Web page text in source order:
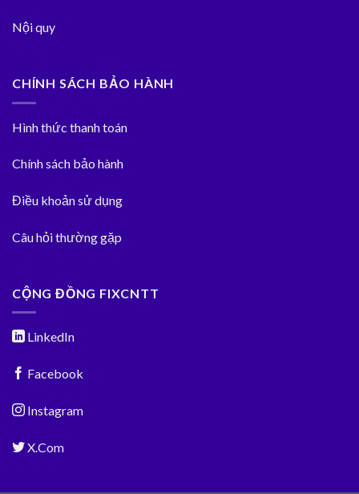
Nội quy
CHÍNH SÁCH BẢO HÀNH
Hình thức thanh toán
Chính sách bảo hành
Điều khoản sử dụng
Câu hỏi thường gặp
CỘNG ĐỒNG FIXCNTT
LinkedIn
Facebook
Instagram
X.Com